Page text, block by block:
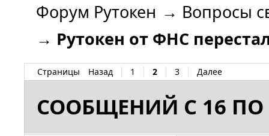
Форум Рутокен → Вопросы
→ Рутокен от ФНС
Страницы Назад 1 2 3 Далее
СООБЩЕНИЙ С 16 ПО